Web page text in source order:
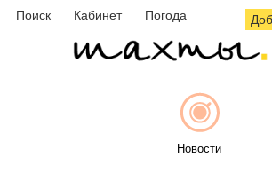
Поиск Кабинет Погода
Новости